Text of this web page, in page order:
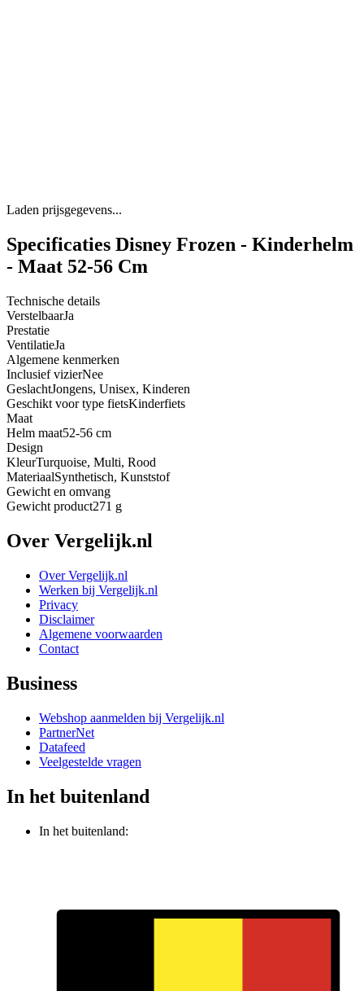
Laden prijsgegevens...
Specificaties Disney Frozen - Kinderhelm
- Maat 52-56 Cm
Technische details
VerstelbaarJa
Prestatie
VentilatieJa
Algemene kenmerken
Inclusief vizierNee
GeslachtJongens, Unisex, Kinderen
Geschikt voor type fietsKinderfiets
Maat
Helm maat52-56 cm
Design
KleurTurquoise, Multi, Rood
MateriaalSynthetisch, Kunststof
Gewicht en omvang
Gewicht product271 g
Over Vergelijk.nl
Over Vergelijk.nl
Werken bij Vergelijk.nl
Privacy
Disclaimer
Algemene voorwaarden
Contact
Business
Webshop aanmelden bij Vergelijk.nl
PartnerNet
Datafeed
Veelgestelde vragen
In het buitenland
In het buitenland: